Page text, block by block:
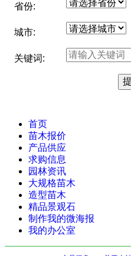
省份:
城市:
关键词:
首页
苗木报价
产品供应
求购信息
园林资讯
大规格苗木
造型苗木
精品景观石
制作我的微海报
我的办公室